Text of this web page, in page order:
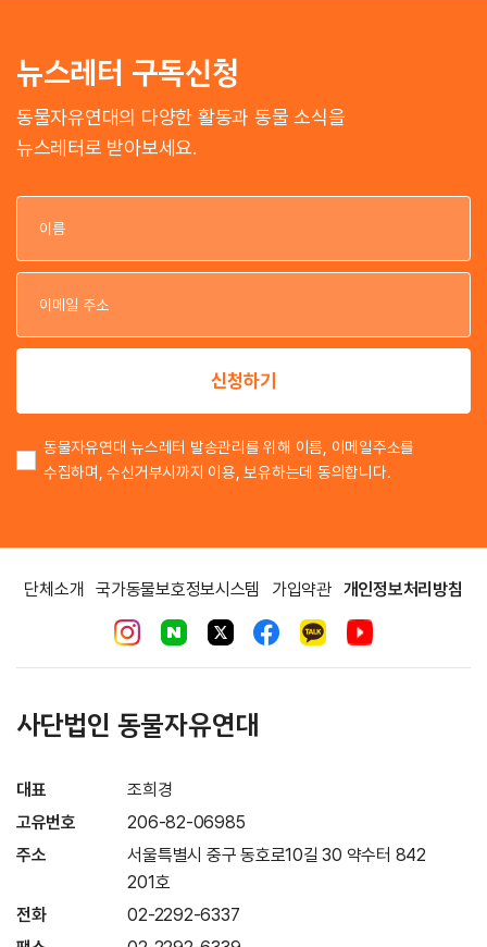
뉴스레터 구독신청
동물자유연대의 다양한 활동과 동물 소식을
뉴스레터로 받아보세요.
이
이
신청하기
동물자유연대 뉴스레터 발송관리를 위해 이름, 이메일주소를
수집하며, 수신거부시까지 이용, 보유하는데 동의합니다.
단체소개 국가동물보호정보시스템 가입약관 개인정보처리방침
사단법인 동물자유연대
대표
조희경
고유번호
206-82-06985
주소
서울특별시 중구 동호로10길 30 약수터 842
201호
전화
02-2292-6337